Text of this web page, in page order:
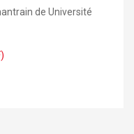
de Université